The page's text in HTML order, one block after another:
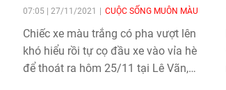
07:05 | 27/11/2021 CUỘC SỐNG MUÔN MÀU
Chiếc xe màu trắng có pha vượt lên
khó hiểu rồi tự cọ đầu xe vào vỉa hè
để thoát ra hôm 25/11 tại Lê Vãn,